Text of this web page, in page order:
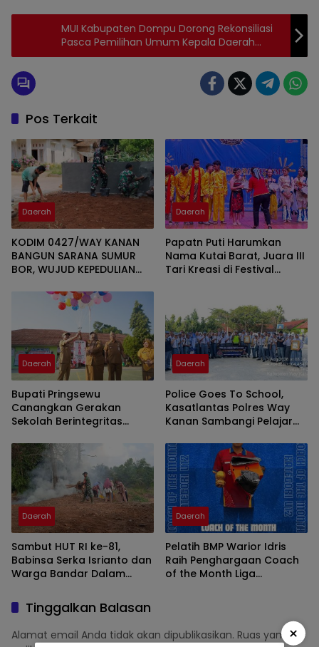
MUI Kabupaten Dompu Dorong Rekonsiliasi
Pasca Pemilihan Umum Kepala Daerah
Tahun 2024
Pos Terkait
Daerah
KODIM 0427/WAY KANAN
BANGUN SARANA SUMUR
BOR, WUJUD KEPEDULIAN
Daerah
Papatn Puti Harumkan
Nama Kutai Barat, Juara III
Tari Kreasi di Festival
Daerah
Bupati Pringsewu
Canangkan Gerakan
Sekolah Berintegritas
Daerah
Police Goes To School,
Kasatlantas Polres Way
Kanan Sambangi Pelajar
Daerah
Sambut HUT RI ke-81,
Babinsa Serka Isrianto dan
Warga Bandar Dalam
Massal
Daerah
Pelatih BMP Warior Idris
Raih Penghargaan Coach
of the Month Liga
Tinggalkan Balasan
Alamat email Anda tidak akan dipublikasikan. Ruas yang ×